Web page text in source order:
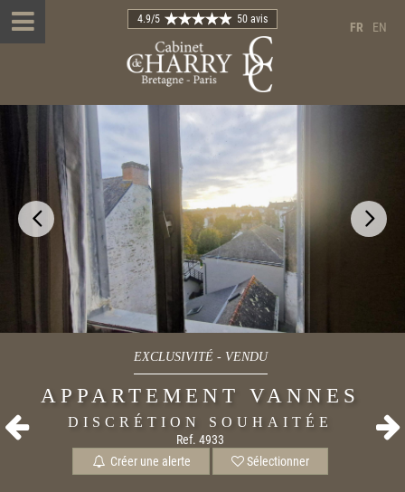
FR EN
4.9/5 50 avis
EXCLUSIVITÉ- VENDU
APPARTEMENT VANNES
DISCRÉTION SOUHAITÉE
Ref. 4933
Créer une alerte Sélectionner